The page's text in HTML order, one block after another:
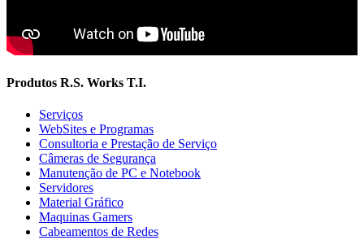
Produtos R.S. Works T.I.
Serviços
WebSites e Programas
Consultoria e Prestação de Serviço
Câmeras de Segurança
Manutenção de PC e Notebook
Servidores
Material Gráfico
Maquinas Gamers
Cabeamentos de Redes